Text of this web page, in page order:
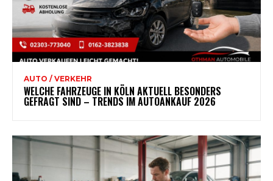
AUTO / VERKEHR
WELCHE FAHRZEUGE IN KÖLN AKTUELL BESONDERS
GEFRAGT SIND – TRENDS IM AUTOANKAUF 2026